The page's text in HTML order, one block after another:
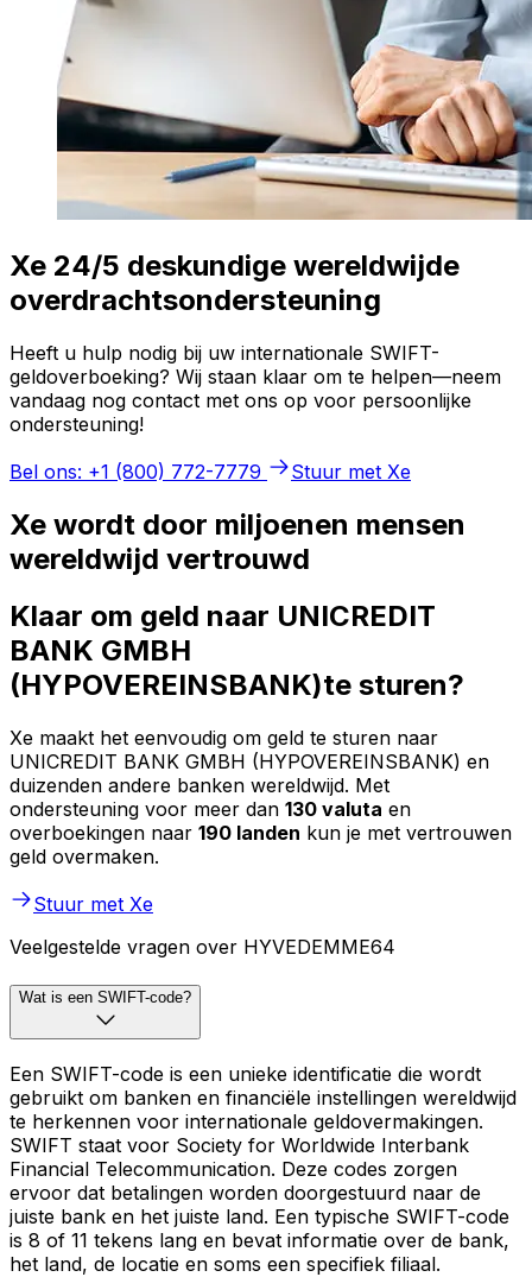
Xe 24/5 deskundige wereldwijde
overdrachtsondersteuning
Heeft u hulp nodig bij uw internationale SWIFT-
geldoverboeking? Wij staan klaar om te helpen—neem
vandaag nog contact met ons op voor persoonlijke
ondersteuning!
Bel ons: +1 (800) 772-7779
Stuur met Xe
Xe wordt door miljoenen mensen
wereldwijd vertrouwd
Klaar om geld naar UNICREDIT
BANK GMBH
(HYPOVEREINSBANK)te sturen?
Xe maakt het eenvoudig om geld te sturen naar
UNICREDIT BANK GMBH (HYPOVEREINSBANK) en
duizenden andere banken wereldwijd. Met
ondersteuning voor meer dan 130 valuta en
overboekingen naar 190 landen kun je met vertrouwen
geld overmaken.
Stuur met Xe
Veelgestelde vragen over HYVEDEMME64
Wat is een SWIFT-code?
Een SWIFT-code is een unieke identificatie die wordt
gebruikt om banken en financiële instellingen wereldwijd
te herkennen voor internationale geldovermakingen.
SWIFT staat voor Society for Worldwide Interbank
Financial Telecommunication. Deze codes zorgen
ervoor dat betalingen worden doorgestuurd naar de
juiste bank en het juiste land. Een typische SWIFT-code
is 8 of 11 tekens lang en bevat informatie over de bank,
het land, de locatie en soms een specifiek filiaal.